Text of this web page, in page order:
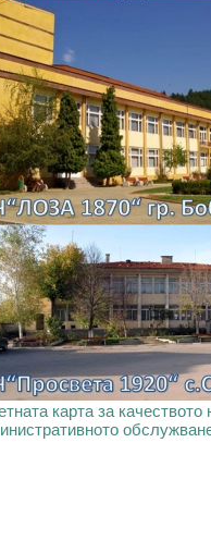
карта за качеството